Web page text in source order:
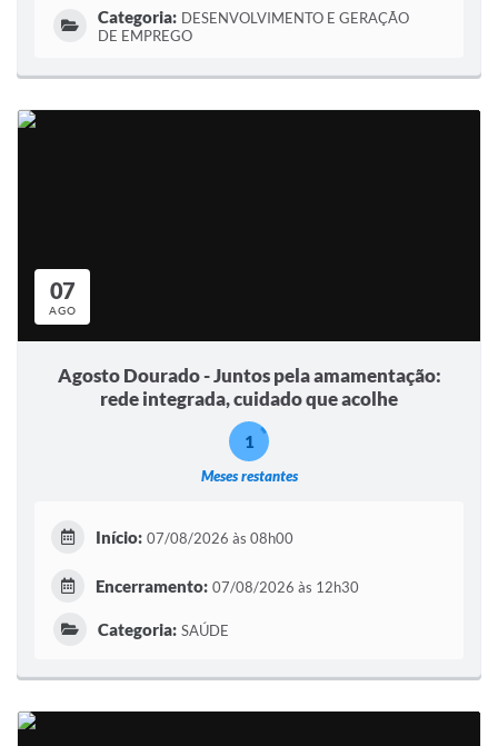
Categoria: DESENVOLVIMENTO E GERAÇÃO
DE EMPREGO
07
AGO
Agosto Dourado - Juntos pela amamentação:
rede integrada, cuidado que acolhe
Meses restantes
1
Início: 07/08/2026 às 08h00
Encerramento: 07/08/2026 às 12h30
Categoria: SAÚDE